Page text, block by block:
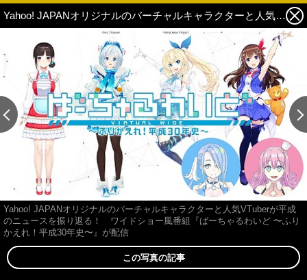
Yahoo! JAPANオリジナルのバーチャルキャラクターと人気VTuberが平成のニュースを振り返る！ ワイドショー風番組『ばーちゃるわいど 〜ふりかえれ！平成30年史〜』が配信 3枚目の写真・画像
Yahoo! JAPANオリジナルのバーチャルキャラクターと人気VTuberが平成
のニュースを振り返る！ ワイドショー風番組『ばーちゃるわいど 〜ふり
かえれ！平成30年史〜』が配信
この写真の記事
この記事の画像 残り13